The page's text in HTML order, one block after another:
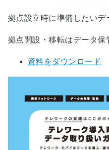
拠点設立時に準備したいデ
拠点開設・移転はデータ保
資料をダウンロード